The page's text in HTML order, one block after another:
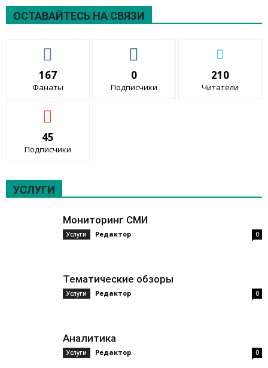
ОСТАВАЙТЕСЬ НА СВЯЗИ
167
Фанаты
0
Подписчики
210
Читатели
45
Подписчики
УСЛУГИ
Мониторинг СМИ
Услуги Редактор - 0
Тематические обзоры
Услуги Редактор - 0
Аналитика
Услуги Редактор - 0